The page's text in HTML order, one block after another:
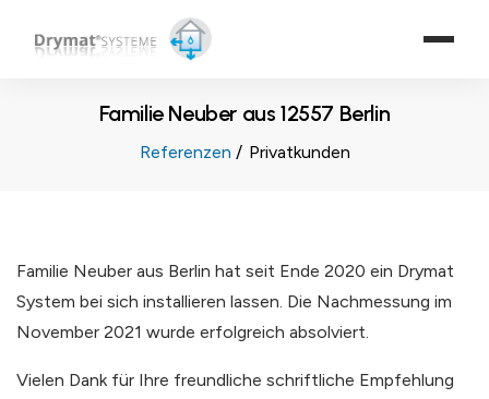
Familie Neuber aus 12557 Berlin
Referenzen Privatkunden
Familie Neuber aus Berlin hat seit Ende 2020 ein Drymat
System bei sich installieren lassen. Die Nachmessung im
November 2021 wurde erfolgreich absolviert.
Vielen Dank für Ihre freundliche schriftliche Empfehlung